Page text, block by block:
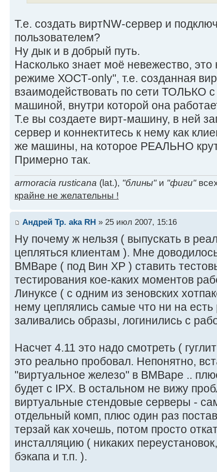
Т.е. создать виртNW-сервер и
пользователем?
Ну дык и в добрый путь.
Насколько знает моё невежество,
режиме ХОСТ-only", т.е. созданная
взаимодействовать по сети ТОЛЬКО
машиной, внутри которой она
Т.е вы создаете вирт-машину, в ней
сервер и коннектитесь к нему как
же машины, на которое РЕАЛЬНО
Примерно так.
armoracia rusticana (lat.), "блины"и "фиги"
крайне не желательны !
Андрей Тр. aka RH » 25 июл 2007, 15:16
Ну почему ж нельзя ( выпускать в
цепляться клиентам ). Мне
ВМВаре ( под Вин ХР ) ставить
тестирования кое-каких моментов
Линуксе ( с одним из зеновских
нему цеплялись самые что ни на
заливались образы, логинились с
Насчет 4.11 это надо смотреть (
это реально пробовал. Непонятно,
"виртуальное железо" в ВМВаре ..
будет с IPX. В остальном не вижу
виртуальные стендовые серверы -
отдельный комп, плюс один раз
терзай как хочешь, потом просто
инсталляцию ( никаких
бэкапа и т.п. ).